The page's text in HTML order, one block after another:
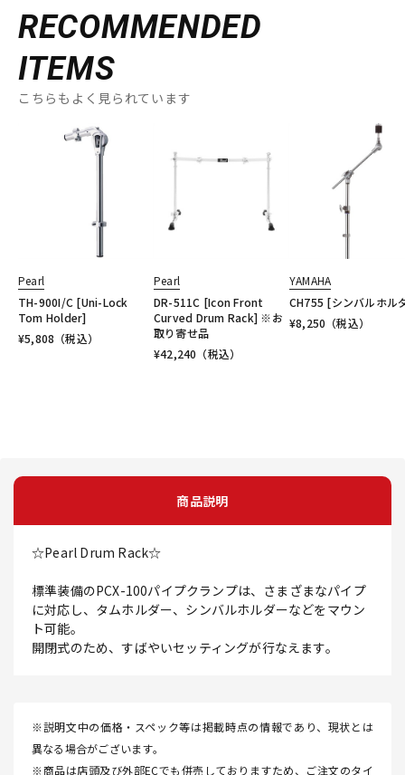
RECOMMENDED
ITEMS
こちらもよく見られています
Pearl
TH-900I/C [Uni-Lock
Tom Holder]
¥5,808 （税込）
Pearl
DR-511C [Icon Front
Curved Drum Rack] ※お
取り寄せ品
¥42,240 （税込）
YAMAHA
CH755 [シンバルホル
¥8,250 （税込）
商品説明
☆Pearl Drum Rack☆
標準装備のPCX-100パイプクランプは、さまざまなパイプ
に対応し、タムホルダー、シンバルホルダーなどをマウン
ト可能。
開閉式のため、すばやいセッティングが行なえます。
※説明文中の価格・スペック等は掲載時点の情報であり、現状とは
異なる場合がございます。
※商品は店頭及び外部ECでも併売しておりますため、ご注文のタイ